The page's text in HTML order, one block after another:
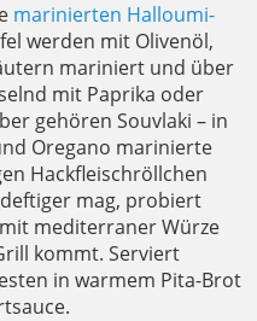
marinierten Halloumi-
werden mit Olivenöl,
mariniert und über
mit Paprika oder
gehören Souvlaki – in
Oregano marinierte
Hackfleischröllchen
mag, probiert
mediterraner Würze
kommt. Serviert
in warmem Pita-Brot